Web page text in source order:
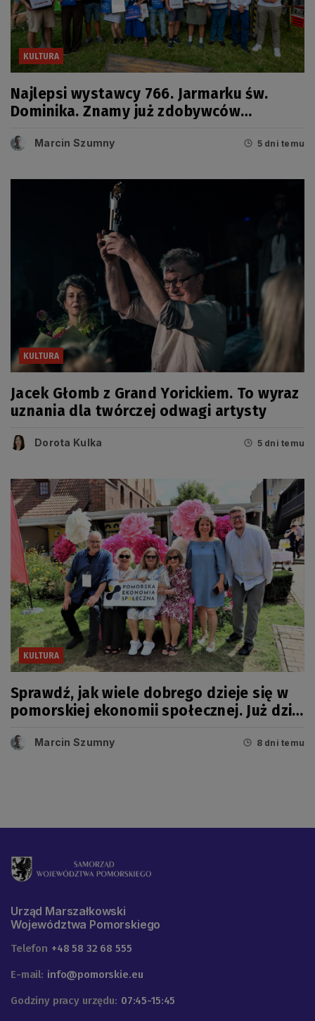
KULTURA
Najlepsi wystawcy 766. Jarmarku św.
Dominika. Znamy już zdobywców
Marcin Szumny 5 dni temu
KULTURA
Jacek Głomb z Grand Yorickiem. To wyraz
uznania dla twórczej odwagi artysty
Dorota Kulka 5 dni temu
KULTURA
Sprawdź, jak wiele dobrego dzieje się w
pomorskiej ekonomii społecznej. Już dziś
Marcin Szumny 8 dni temu
Urząd Marszałkowski
Województwa Pomorskiego
Telefon +48 58 32 68 555
E-mail: info@pomorskie.eu
Godziny pracy urzędu: 07:45-15:45